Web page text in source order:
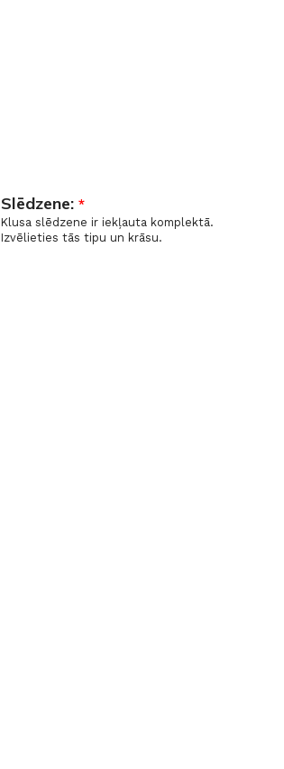
Slēdzene: *
Klusa slēdzene ir iekļauta komplektā.
Izvēlieties tās tipu un krāsu.